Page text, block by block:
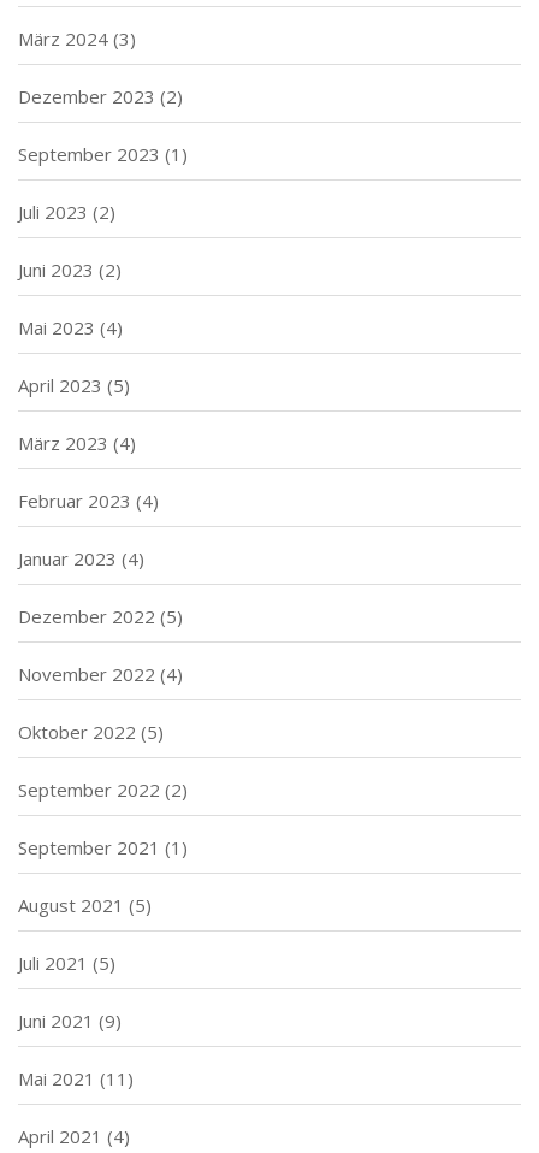
März 2024 (3)
Dezember 2023 (2)
September 2023 (1)
Juli 2023 (2)
Juni 2023 (2)
Mai 2023 (4)
April 2023 (5)
März 2023 (4)
Februar 2023 (4)
Januar 2023 (4)
Dezember 2022 (5)
November 2022 (4)
Oktober 2022 (5)
September 2022 (2)
September 2021 (1)
August 2021 (5)
Juli 2021 (5)
Juni 2021 (9)
Mai 2021 (11)
April 2021 (4)